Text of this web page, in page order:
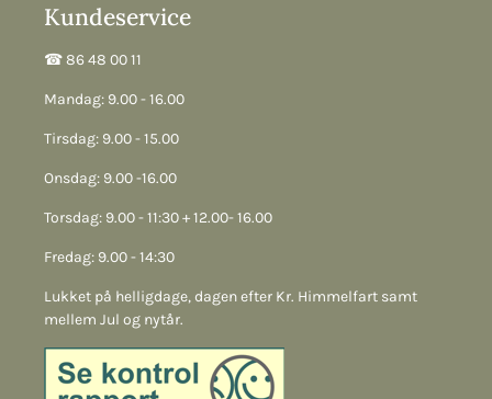
Kundeservice
☎︎ 86 48 00 11
Mandag: 9.00 - 16.00
Tirsdag: 9.00 - 15.00
Onsdag: 9.00 -16.00
Torsdag: 9.00 - 11:30 + 12.00- 16.00
Fredag: 9.00 - 14:30
Lukket på helligdage, dagen efter Kr. Himmelfart samt
mellem Jul og nytår.